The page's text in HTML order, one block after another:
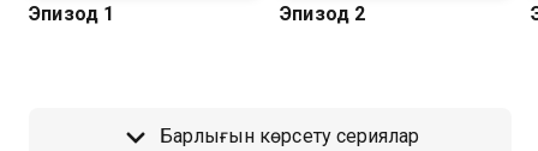
Эпизод 1 Эпизод 2
Барлығын көрсету сериялар